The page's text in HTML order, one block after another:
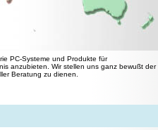
PC-Systeme und Produkte für
anzubieten. Wir stellen uns ganz bewußt der
Beratung zu dienen.